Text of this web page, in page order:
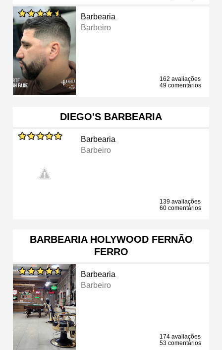
Barbearia
Barbeiro
162 avaliações
49 comentários
DIEGO'S BARBEARIA
Barbearia
Barbeiro
139 avaliações
60 comentários
BARBEARIA HOLYWOOD FERNÃO
FERRO
Barbearia
Barbeiro
174 avaliações
53 comentários